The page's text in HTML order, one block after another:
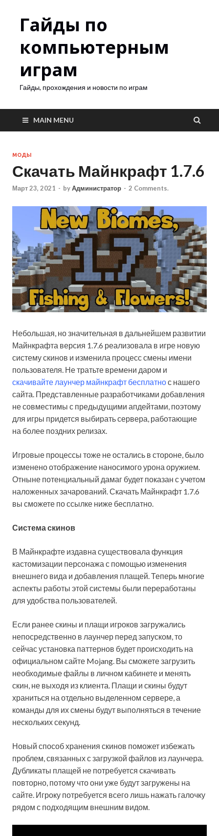
Гайды по
компьютерным
играм
Гайды, прохождения и новости по играм
MAIN MENU
МОДЫ
Скачать Майнкрафт 1.7.6
Март 23, 2021 - byАдминистратор - 2 Comments.
Небольшая, но значительная в дальнейшем развитии
Майнкрафта версия 1.7.6 реализовала в игре новую
систему скинов и изменила процесс смены имени
пользователя. Не тратьте времени даром и
скачивайте лаунчер майнкрафт бесплатнос нашего
сайта. Представленные разработчиками добавления
не совместимы с предыдущими апдейтами, поэтому
для игры придется выбирать сервера, работающие
на более поздних релизах.
Игровые процессы тоже не остались в стороне, было
изменено отображение наносимого урона оружием.
Отныне потенциальный дамаг будет показан с учетом
наложенных зачарований. Скачать Майнкрафт 1.7.6
вы сможете по ссылке ниже бесплатно.
Система скинов
В Майнкрафте издавна существовала функция
кастомизации персонажа с помощью изменения
внешнего вида и добавления плащей. Теперь многие
аспекты работы этой системы были переработаны
для удобства пользователей.
Если ранее скины и плащи игроков загружались
непосредственно в лаунчер перед запуском, то
сейчас установка паттернов будет происходить на
официальном сайте Mojang. Вы сможете загрузить
необходимые файлы в личном кабинете и менять
скин, не выходя из клиента. Плащи и скины будут
храниться на отдельно выделенном сервере, а
команды для их смены будут выполняться в течение
нескольких секунд.
Новый способ хранения скинов поможет избежать
проблем, связанных с загрузкой файлов из лаунчера.
Дубликаты плащей не потребуется скачивать
повторно, потому что они уже будут загружены на
сайте. Игроку потребуется всего лишь нажать галочку
рядом с подходящим внешним видом.